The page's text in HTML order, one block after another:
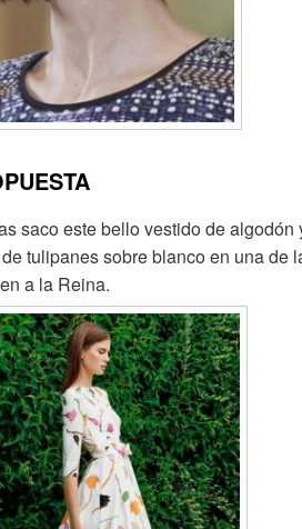
saco este bello vestido de algodón
tulipanes sobre blanco en una de
a la Reina.